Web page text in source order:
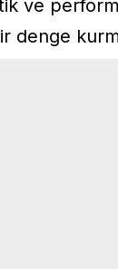
ve
denge